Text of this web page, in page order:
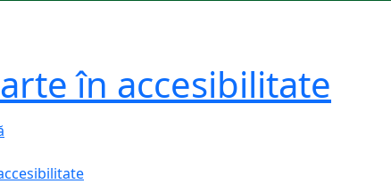
în accesibilitate